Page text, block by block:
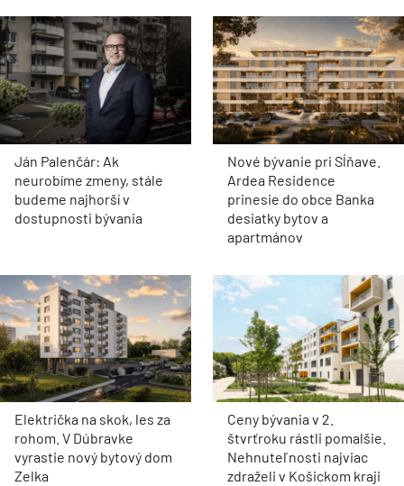
Ján Palenčár: Ak
neurobíme zmeny, stále
budeme najhorší v
dostupnosti bývania
Nové bývanie pri Sĺňave.
Ardea Residence
prinesie do obce Banka
desiatky bytov a
apartmánov
Električka na skok, les za
rohom. V Dúbravke
vyrastie nový bytový dom
Zelka
Ceny bývania v 2.
štvrťroku rástli pomalšie.
Nehnuteľnosti najviac
zdraželi v Košickom kraji